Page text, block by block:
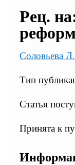
Рец.
Соловьева
Тип
Статья
Принята к